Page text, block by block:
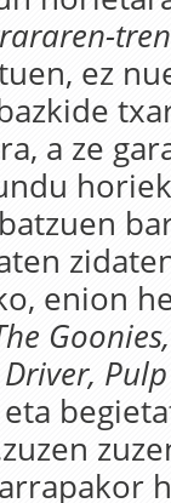
tren
ez
a ze
enion
Driver,